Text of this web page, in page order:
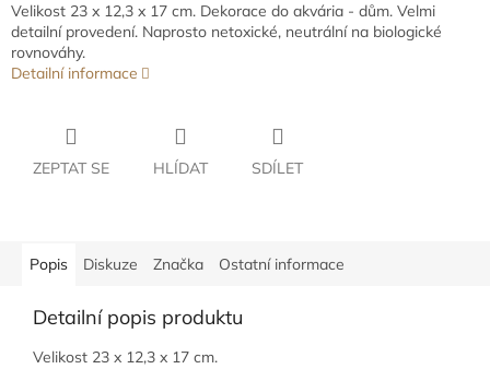
Velikost 23 x 12,3 x 17 cm. Dekorace do akvária - dům. Velmi
detailní provedení. Naprosto netoxické, neutrální na biologické
rovnováhy.
Detailní informace
ZEPTAT SE HLÍDAT SDÍLET
Popis Diskuze Značka Ostatní informace
Detailní popis produktu
Velikost 23 x 12,3 x 17 cm.